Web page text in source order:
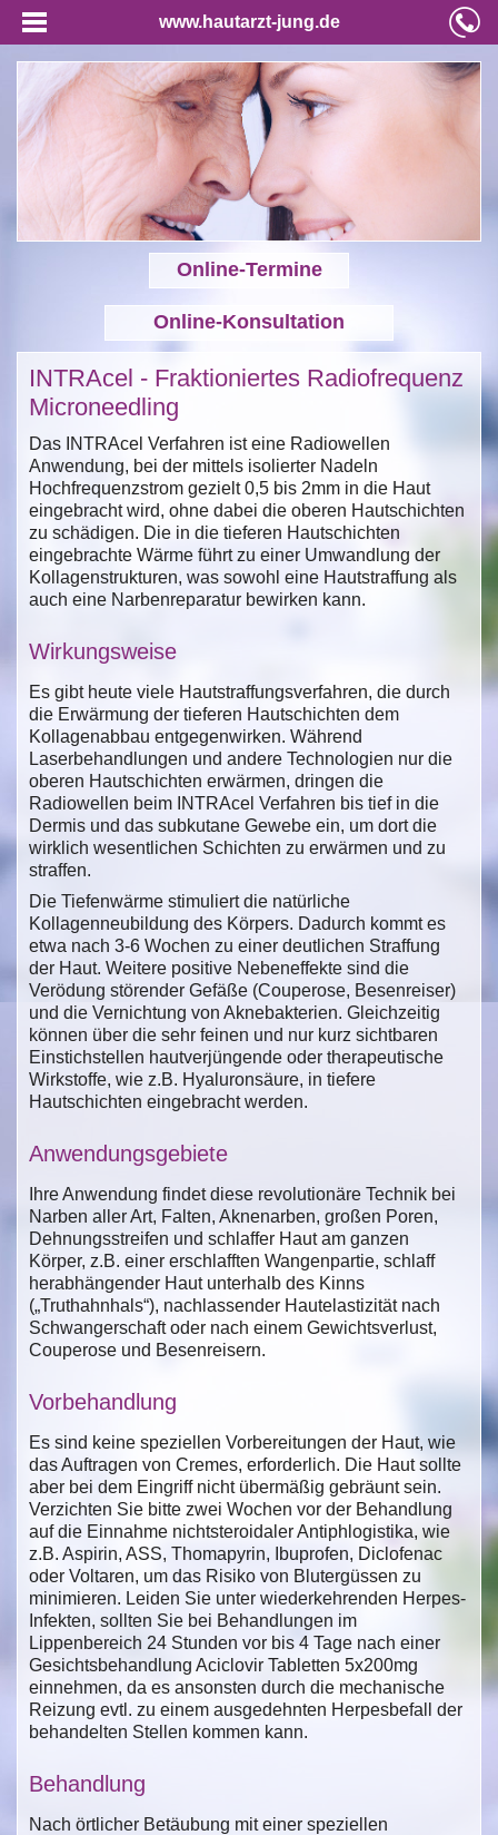
www.hautarzt-jung.de
Online-Termine
Online-Konsultation
INTRAcel - Fraktioniertes Radiofrequenz
Microneedling
Das INTRAcel Verfahren ist eine Radiowellen
Anwendung, bei der mittels isolierter Nadeln
Hochfrequenzstrom gezielt 0,5 bis 2mm in die Haut
eingebracht wird, ohne dabei die oberen Hautschichten
zu schädigen. Die in die tieferen Hautschichten
eingebrachte Wärme führt zu einer Umwandlung der
Kollagenstrukturen, was sowohl eine Hautstraffung als
auch eine Narbenreparatur bewirken kann.
Wirkungsweise
Es gibt heute viele Hautstraffungsverfahren, die durch
die Erwärmung der tieferen Hautschichten dem
Kollagenabbau entgegenwirken. Während
Laserbehandlungen und andere Technologien nur die
oberen Hautschichten erwärmen, dringen die
Radiowellen beim INTRAcel Verfahren bis tief in die
Dermis und das subkutane Gewebe ein, um dort die
wirklich wesentlichen Schichten zu erwärmen und zu
straffen.
Die Tiefenwärme stimuliert die natürliche
Kollagenneubildung des Körpers. Dadurch kommt es
etwa nach 3-6 Wochen zu einer deutlichen Straffung
der Haut. Weitere positive Nebeneffekte sind die
Verödung störender Gefäße (Couperose, Besenreiser)
und die Vernichtung von Aknebakterien. Gleichzeitig
können über die sehr feinen und nur kurz sichtbaren
Einstichstellen hautverjüngende oder therapeutische
Wirkstoffe, wie z.B. Hyaluronsäure, in tiefere
Hautschichten eingebracht werden.
Anwendungsgebiete
Ihre Anwendung findet diese revolutionäre Technik bei
Narben aller Art, Falten, Aknenarben, großen Poren,
Dehnungsstreifen und schlaffer Haut am ganzen
Körper, z.B. einer erschlafften Wangenpartie, schlaff
herabhängender Haut unterhalb des Kinns
(„Truthahnhals“), nachlassender Hautelastizität nach
Schwangerschaft oder nach einem Gewichtsverlust,
Couperose und Besenreisern.
Vorbehandlung
Es sind keine speziellen Vorbereitungen der Haut, wie
das Auftragen von Cremes, erforderlich. Die Haut sollte
aber bei dem Eingriff nicht übermäßig gebräunt sein.
Verzichten Sie bitte zwei Wochen vor der Behandlung
auf die Einnahme nichtsteroidaler Antiphlogistika, wie
z.B. Aspirin, ASS, Thomapyrin, Ibuprofen, Diclofenac
oder Voltaren, um das Risiko von Blutergüssen zu
minimieren. Leiden Sie unter wiederkehrenden Herpes-
Infekten, sollten Sie bei Behandlungen im
Lippenbereich 24 Stunden vor bis 4 Tage nach einer
Gesichtsbehandlung Aciclovir Tabletten 5x200mg
einnehmen, da es ansonsten durch die mechanische
Reizung evtl. zu einem ausgedehnten Herpesbefall der
behandelten Stellen kommen kann.
Behandlung
Nach örtlicher Betäubung mit einer speziellen